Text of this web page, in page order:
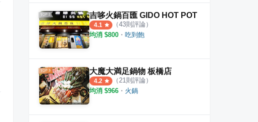
吉哆火鍋百匯 GIDO HOT POT
4.1 （43則評論）
均消 $800 ・ 吃到飽
大魔大満足鍋物 板橋店
4.2 （21則評論）
均消 $966 ・ 火鍋